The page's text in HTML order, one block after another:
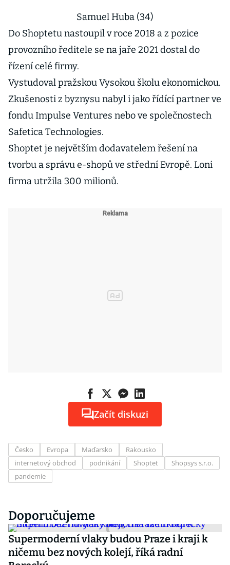
Samuel Huba (34)
Do Shoptetu nastoupil v roce 2018 a z pozice
provozního ředitele se na jaře 2021 dostal do
řízení celé firmy.
Vystudoval pražskou Vysokou školu ekonomickou.
Zkušenosti z byznysu nabyl i jako řídící partner ve
fondu Impulse Ventures nebo ve společnostech
Safetica Technologies.
Shoptet je největším dodavatelem řešení na
tvorbu a správu e-shopů ve střední Evropě. Loni
firma utržila 300 milionů.
Začít diskuzi
Česko Evropa Maďarsko
Rakousko
internetový obchod
podnikání Shoptet
Shopsys s.r.o.
pandemie
Doporučujeme
Supermoderní vlaky budou Praze i kraji k
ničemu bez nových kolejí, říká radní